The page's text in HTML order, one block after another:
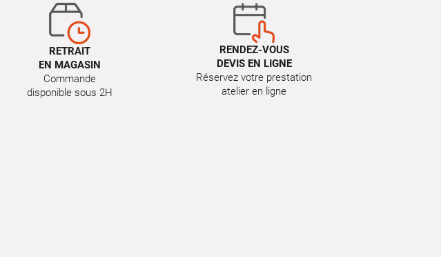
RETRAIT
EN MAGASIN
Commande
disponible sous 2H
RENDEZ-VOUS
DEVIS EN LIGNE
Réservez votre prestation
atelier en ligne